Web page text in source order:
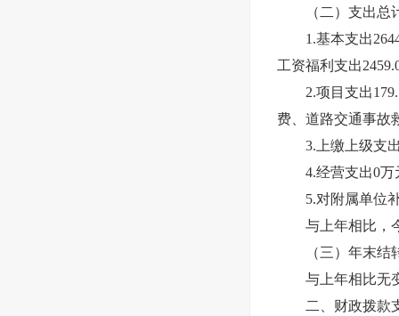
（二）支出总计
1.基本支出
工资福利支出
2.项目支出
费、道路交通事故
3.上缴上级支出
4.经营支出0万
5.对附属单位补
与上年相比，今
（三）年末结
与上年相比无
二、财政拨款